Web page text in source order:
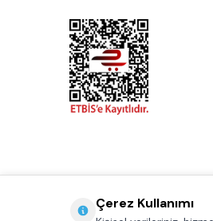
Çerez Kullanımı